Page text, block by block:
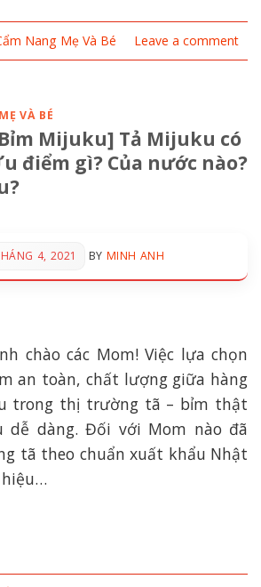
Nang Mẹ Và Bé Leave a comment
VÀ BÉ
Mijuku] Tả Mijuku có
điểm gì? Của nước nào?
4, 2021 BY MINH ANH
chào các Mom! Việc lựa chọn
an toàn, chất lượng giữa hàng
trong thị trường tã – bỉm thật
dễ dàng. Đối với Mom nào đã
tã theo chuẩn xuất khẩu Nhật